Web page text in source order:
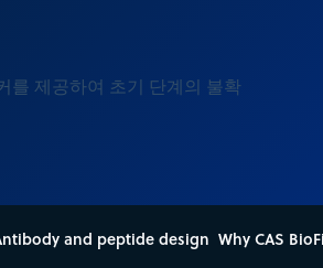
를 제공하여 초기 단계의 불확
and peptide design Why CAS